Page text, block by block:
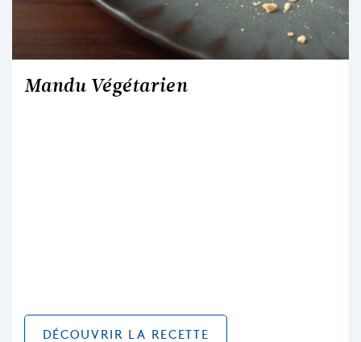
Mandu Végétarien
DÉCOUVRIR LA RECETTE